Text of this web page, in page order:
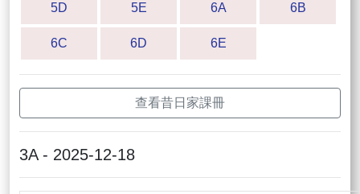
5D 5E 6A 6B
6C 6D 6E
查看昔日家課冊
3A - 2025-12-18